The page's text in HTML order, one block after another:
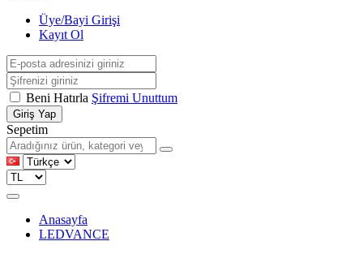
Üye/Bayi Girişi
Kayıt Ol
Beni Hatırla Şifremi Unuttum
Giriş Yap
Sepetim
Anasayfa
LEDVANCE